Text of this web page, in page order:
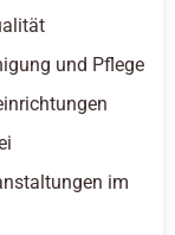
und Pflege
im